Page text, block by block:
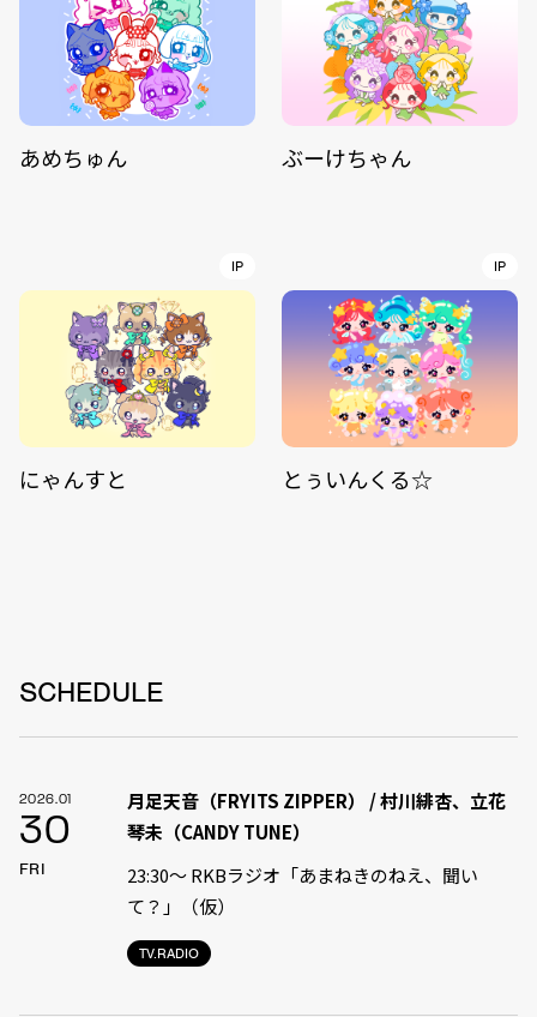
あめちゅん ぶーけちゃん
IP
にゃんすと
IP
とぅいんくる☆
SCHEDULE
2026.01
30
FRI
TV.RADIO
月足天音（FRYITS ZIPPER） / 村川緋杏、立花
琴未（CANDY TUNE）
23:30〜 RKBラジオ「あまねきのねえ、聞い
て？」（仮）